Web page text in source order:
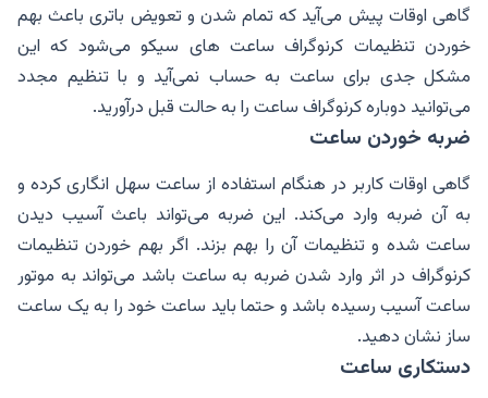
گاهی اوقات پیش می‌آید که تمام شدن و تعویض باتری باعث بهم
خوردن تنظیمات کرنوگراف ساعت های سیکو می‌شود که این
مشکل جدی برای ساعت به حساب نمی‌آید و با تنظیم مجدد
می‌توانید دوباره کرنوگراف ساعت را به حالت قبل درآورید‌.
ضربه خوردن ساعت
گاهی اوقات کاربر در هنگام استفاده از ساعت سهل انگاری کرده و
به آن ضربه وارد می‌کند. این ضربه می‌تواند باعث آسیب دیدن
ساعت شده و تنظیمات آن را بهم بزند. اگر بهم خوردن تنظیمات
کرنوگراف در اثر وارد شدن ضربه به ساعت باشد می‌تواند به موتور
ساعت آسیب رسیده باشد و حتما باید ساعت خود را به یک ساعت
ساز نشان دهید.
دستکاری ساعت